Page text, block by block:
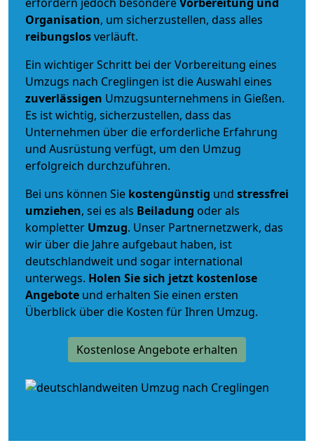
Organisation, um sicherzustellen, dass alles
reibungslosverläuft.
Ein wichtiger Schritt bei der Vorbereitung eines
Umzugs nach Creglingen ist die Auswahl eines
zuverlässigen Umzugsunternehmens in Gießen.
Es ist wichtig, sicherzustellen, dass das
Unternehmen über die erforderliche Erfahrung
und Ausrüstung verfügt, um den Umzug
erfolgreich durchzuführen.
Bei uns können Sie kostengünstig und stressfrei
umziehen, sei es als Beiladung oder als
kompletter Umzug. Unser Partnernetzwerk, das
wir über die Jahre aufgebaut haben, ist
deutschlandweit und sogar international
unterwegs. Holen Sie sich jetzt kostenlose
Angebote und erhalten Sie einen ersten
Überblick über die Kosten für Ihren Umzug.
Kostenlose Angebote erhalten